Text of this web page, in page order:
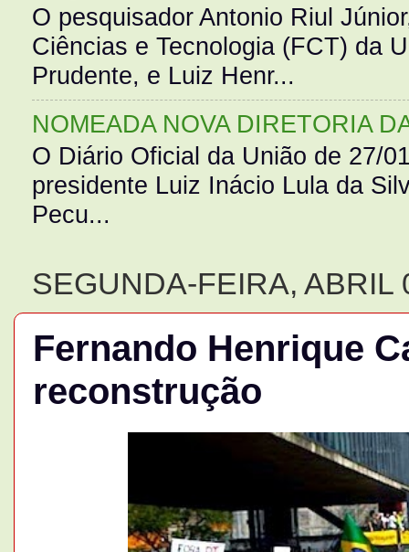
O pesquisador Antonio Riul
Ciências e Tecnologia (FCT) da
Prudente, e Luiz Henr...
NOMEADA NOVA DIRETORIA
O Diário Oficial da União de 27/
presidente Luiz Inácio Lula da
Pecu...
SEGUNDA-FEIRA, ABRIL
Fernando Henrique
reconstrução